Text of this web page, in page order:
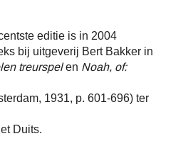
editie is in 2004
bij uitgeverij Bert Bakker in
treurspelen Noah, of:
1931, p. 601-696) ter
Duits.